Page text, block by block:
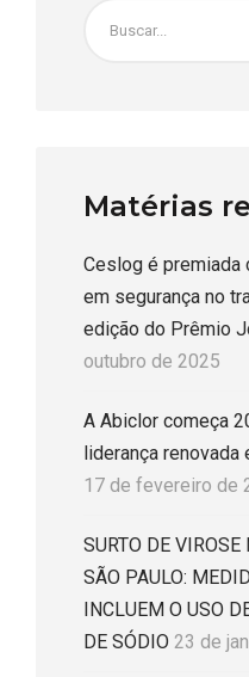
Matérias
Ceslog é premiada
em segurança no
edição do Prêmio
outubro de 2025
A Abiclor começa
liderança renovada
17 de fevereiro de
SURTO DE
SÃO PAULO:
INCLUEM O USO
DE SÓDIO 23 de